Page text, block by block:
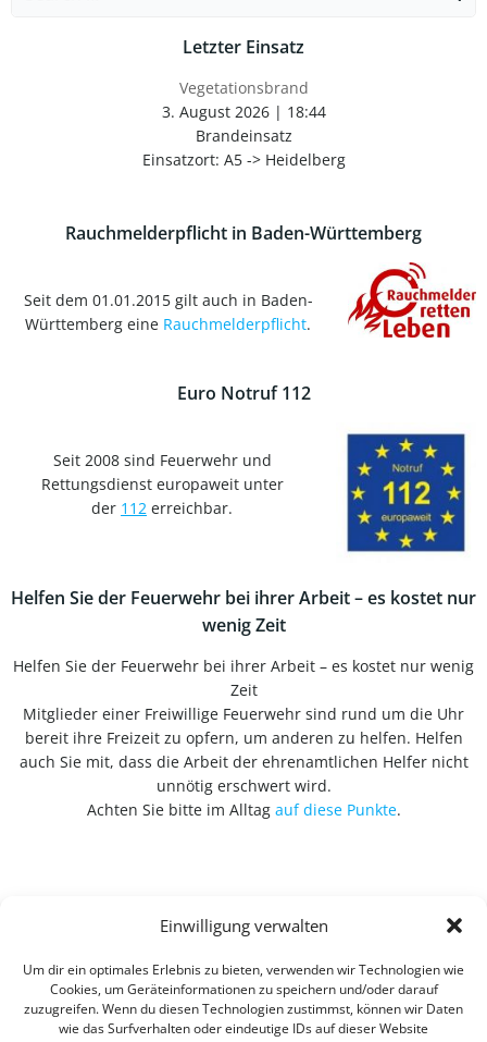
Einwilligung verwalten
Um dir ein optimales Erlebnis zu bieten, verwenden wir Technologien wie
Cookies, um Geräteinformationen zu speichern und/oder darauf
zuzugreifen. Wenn du diesen Technologien zustimmst, können wir Daten
wie das Surfverhalten oder eindeutige IDs auf dieser Website
Letzter Einsatz
Vegetationsbrand
3. August 2026| 18:44
Brandeinsatz
Einsatzort: A5 -> Heidelberg
Rauchmelderpflicht in Baden-Württemberg
Seit dem 01.01.2015 gilt auch in Baden-
Württemberg eine Rauchmelderpflicht.
Euro Notruf 112
Seit 2008 sind Feuerwehr und
Rettungsdienst europaweit unter
der 112 erreichbar.
Helfen Sie der Feuerwehr bei ihrer Arbeit – es kostet nur
wenig Zeit
Helfen Sie der Feuerwehr bei ihrer Arbeit – es kostet nur wenig
Zeit
Mitglieder einer Freiwillige Feuerwehr sind rund um die Uhr
bereit ihre Freizeit zu opfern, um anderen zu helfen. Helfen
auch Sie mit, dass die Arbeit der ehrenamtlichen Helfer nicht
unnötig erschwert wird.
Achten Sie bitte im Alltag auf diese Punkte.